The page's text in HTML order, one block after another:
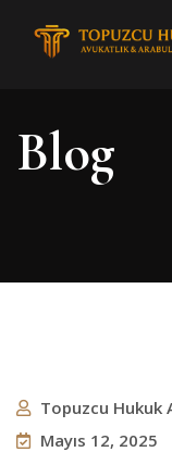
Blog
Topuzcu Hukuk
Mayıs 12, 2025